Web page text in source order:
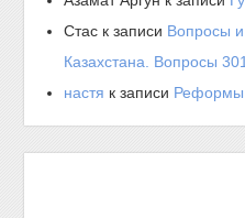
Стас к записи Вопросы и
Казахстана. Вопросы
настя к записи Реформы